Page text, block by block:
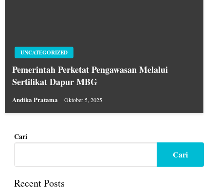
UNCATEGORIZED
Pemerintah Perketat Pengawasan Melalui
Sertifikat Dapur MBG
Andika Pratama Oktober 5, 2025
Cari
Cari
Recent Posts